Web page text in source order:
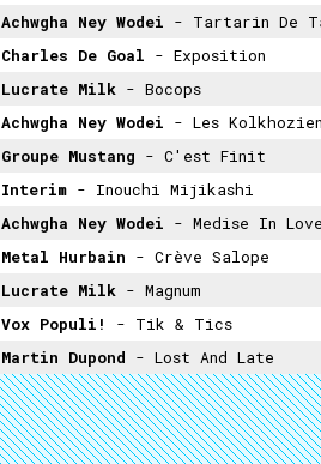
Achwgha Ney Wodei - Tartarin De Tarzz
Charles De Goal - Exposition
Lucrate Milk - Bocops
Achwgha Ney Wodei - Les
Groupe Mustang - C'est Finit
Interim - Inouchi Mijikashi
Achwgha Ney Wodei - Medise In Love
Metal Hurbain - Crève Salope
Lucrate Milk - Magnum
Vox Populi!
- Tik & Tics
Martin Dupond - Lost And Late